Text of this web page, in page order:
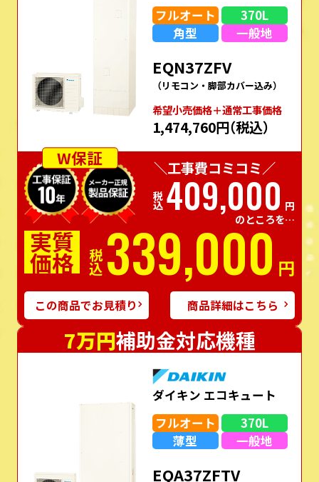
フルオート
370L
角型
一般地
EQN37ZFV
（リモコン・脚部カバー込み）
希望⼩売価格＋通常⼯事価格
1,474,760円（税込）
W保証
＼工事費コミコミ／
税込409,000 円
のところを…
実質
価格 税込339,000 円
この商品でお見積り 商品詳細はこちら
7万円補助金対応機種
ダイキン エコキュート
フルオート
370L
薄型
一般地
EQA37ZFTV